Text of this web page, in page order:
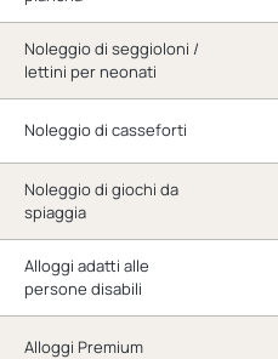
Noleggio di seggioloni /
lettini per neonati
Noleggio di casseforti
Noleggio di giochi da
spiaggia
Alloggi adatti alle
persone disabili
Alloggi Premium